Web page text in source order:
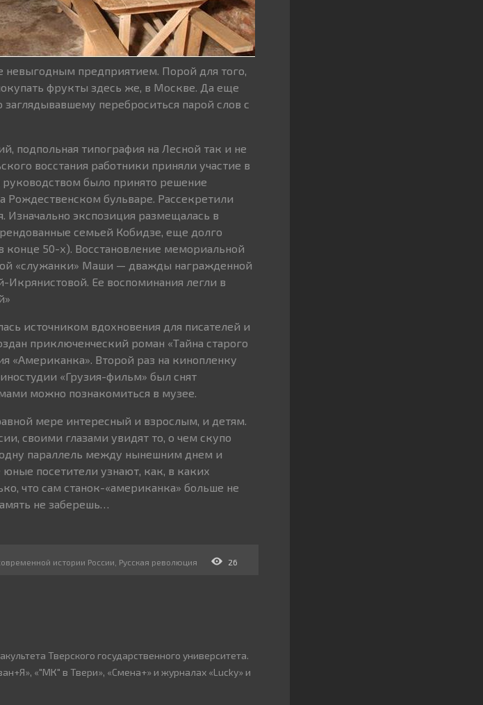
невыгодным предприятием. Порой для того,
фрукты здесь же, в Москве. Да еще
переброситься парой слов с
подпольная типография на Лесной так и не
восстания работники приняли участие в
было принято решение
Рождественском бульваре. Рассекретили
Изначально экспозиция размещалась в
семьей Кобидзе, еще долго
50-х). Восстановление мемориальной
«служанки» Маши — дважды награжденной
Ее воспоминания легли в
источником вдохновения для писателей и
приключенческий роман «Тайна старого
«Американка». Второй раз на кинопленку
«Грузия-фильм» был снят
можно познакомиться в музее.
мере интересный и взрослым, и детям.
своими глазами увидят то, о чем скупо
параллель между нынешним днем и
посетители узнают, как, в каких
что сам станок-«американка» больше не
не заберешь…
истории России Русская революция 26
Тверского государственного университета.
«"МК" в Твери», «Смена+» и журналах «Lucky» и